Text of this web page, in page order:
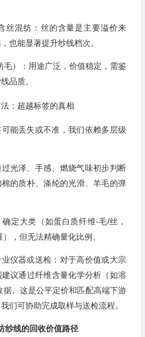
丝混纺：丝的含量是主要溢价来
也能显著提升纱线档次。
毛）：用途广泛，价值稳定，需鉴
品质。
：超越标签的真相
能丢失或不准，我们依赖多层级
光泽、手感、燃烧气味初步判断
的质朴、涤纶的光滑、羊毛的弹
定大类（如蛋白质纤维-毛/丝，
，但无法精确量化比例。
仪器或送检：对于高价值或大宗
议通过纤维含量化学分析（如溶
据。这是公平定价和匹配高端下游
们可协助完成取样与送检流程。
纱线的回收价值路径